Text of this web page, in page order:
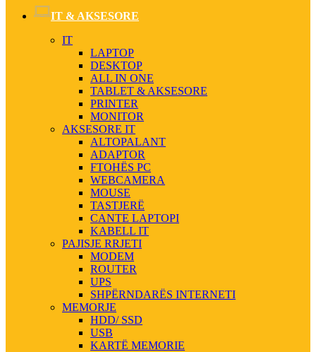
IT & AKSESORE
IT
LAPTOP
DESKTOP
ALL IN ONE
TABLET & AKSESORE
PRINTER
MONITOR
AKSESORE IT
ALTOPALANT
ADAPTOR
FTOHËS PC
WEBCAMERA
MOUSE
TASTJERË
CANTE LAPTOPI
KABELL IT
PAJISJE RRJETI
MODEM
ROUTER
UPS
SHPËRNDARËS INTERNETI
MEMORJE
HDD/ SSD
USB
KARTË MEMORIE